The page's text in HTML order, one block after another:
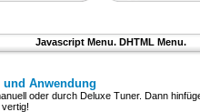
Javascript Menu. DHTML Menu.
Anwendung
oder durch Deluxe Tuner. Dann